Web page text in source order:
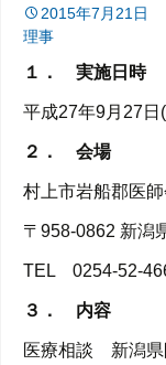
へ
キ
プ
2015年7月21日
理事
１． 実施日時
平成27年9月27
２． 会場
村上市岩船郡医
〒958-0862 新潟
TEL 0254-52-
３． 内容
医療相談 新潟県